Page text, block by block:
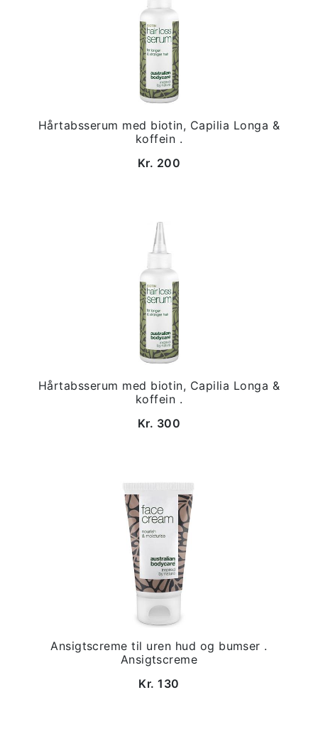
Hårtabsserum med biotin, Capilia Longa &
koffein .
Kr. 200
Hårtabsserum med biotin, Capilia Longa &
koffein .
Kr. 300
Ansigtscreme til uren hud og bumser .
Ansigtscreme
Kr. 130